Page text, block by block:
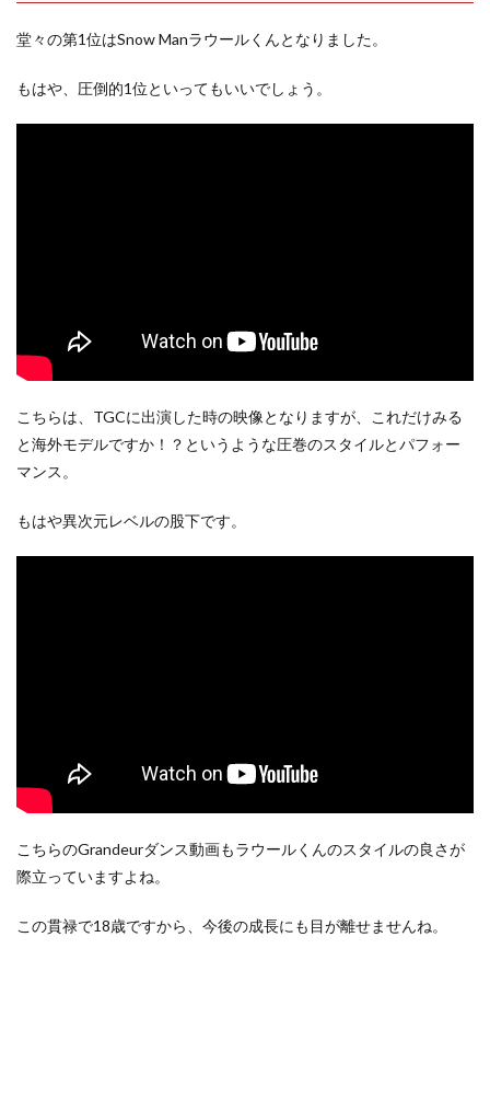
堂々の第1位はSnow Manラウールくんとなりました。
もはや、圧倒的1位といってもいいでしょう。
こちらは、TGCに出演した時の映像となりますが、これだけみる
と海外モデルですか！？というような圧巻のスタイルとパフォー
マンス。
もはや異次元レベルの股下です。
こちらのGrandeurダンス動画もラウールくんのスタイルの良さが
際立っていますよね。
この貫禄で18歳ですから、今後の成長にも目が離せませんね。